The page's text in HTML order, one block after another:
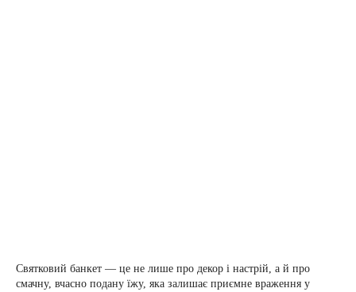
Святковий банкет — це не лише про декор і настрій, а й про
смачну, вчасно подану їжу, яка залишає приємне враження у